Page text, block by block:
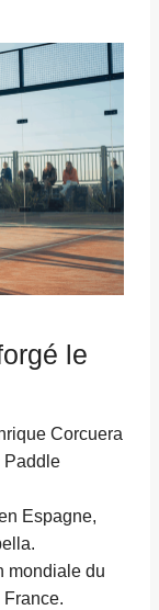
le
Corcuera
Paddle
Espagne,
mondiale du
France.